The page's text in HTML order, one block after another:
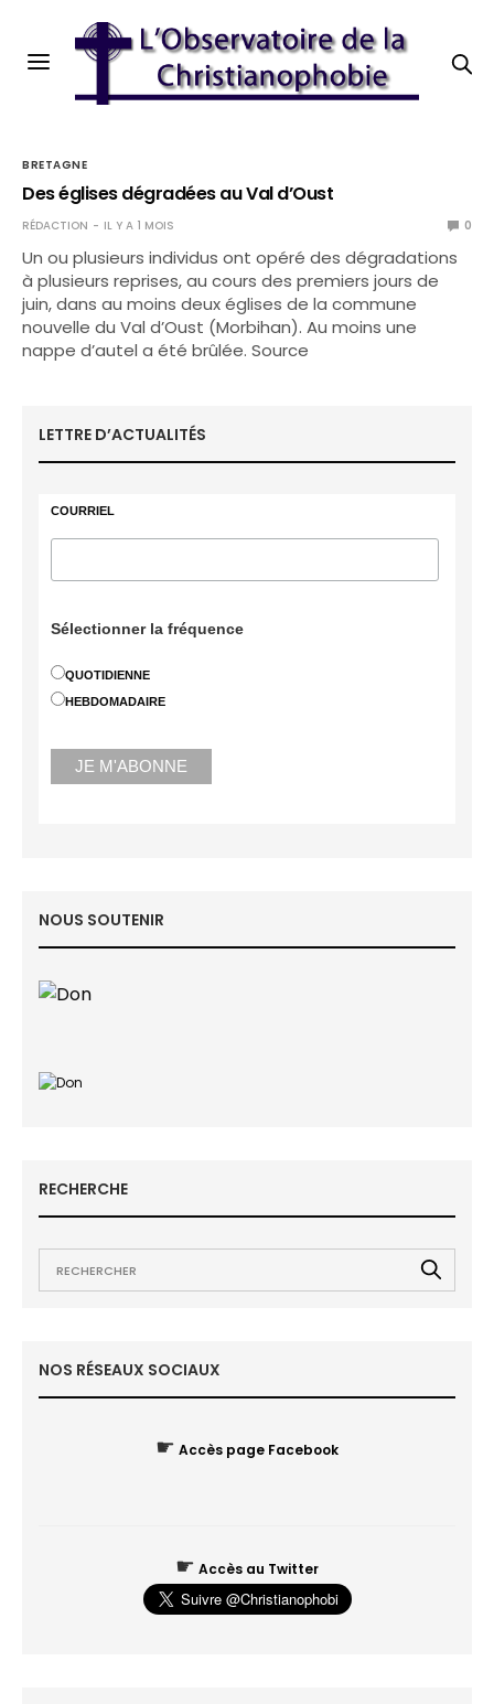
BRETAGNE
Des églises dégradées au Val d’Oust
RÉDACTION IL Y A 1 MOIS 0
Un ou plusieurs individus ont opéré des dégradations
à plusieurs reprises, au cours des premiers jours de
juin, dans au moins deux églises de la commune
nouvelle du Val d’Oust (Morbihan). Au moins une
nappe d’autel a été brûlée. Source
LETTRE D’ACTUALITÉS
COURRIEL
Sélectionner la fréquence
QUOTIDIENNE
HEBDOMADAIRE
NOUS SOUTENIR
RECHERCHE
NOS RÉSEAUX SOCIAUX
☛ Accès page Facebook
☛ Accès au Twitter